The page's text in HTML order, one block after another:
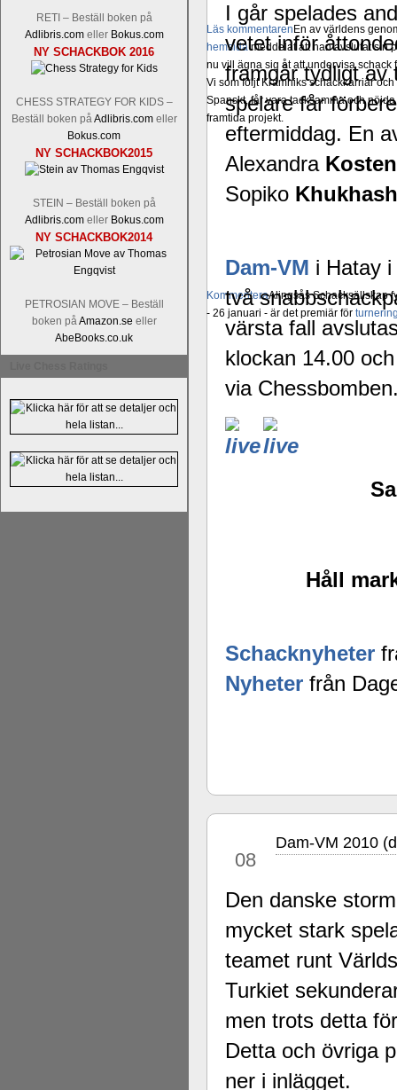
RETI – Beställ boken på
Adlibris.comeller Bokus.com
NY SCHACKBOK 2016
CHESS STRATEGY FOR KIDS –
Beställ boken påAdlibris.comeller
Bokus.com
NY SCHACKBOK2015
STEIN – Beställ boken på
Adlibris.comeller Bokus.com
NY SCHACKBOK2014
PETROSIAN MOVE – Beställ
boken påAmazon.se eller
AbeBooks.co.uk
Läs kommentaren En av världens
hemsidameddelat att han avslutat sin
nu vill ägna sig åt att undervisa
Vi som följt Kramniks schackkarriär
Spanskt, får vara tacksamma och
framtida projekt.
KommenteraAlingsås Schacksällskap
- 26 januari - är det premiär för
I går spelades
vetet inför
framgår tydligt av
spelare får
eftermiddag. En
Alexandra
Sopiko
Dam-VM i Hatay
två
värsta fall
klockan 14.00
via
Håll
Schacknyheter
Nyheter från
08
Dam-VM 2010
Den danske
mycket stark
teamet runt
Turkiet
men trots detta
Detta och övriga
ner i inlägget.